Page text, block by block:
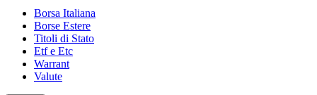
Borsa Italiana
Borse Estere
Titoli di Stato
Etf e Etc
Warrant
Valute